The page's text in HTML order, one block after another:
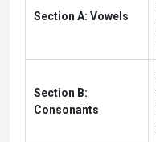
Section A: Vowels
Section B:
Consonants